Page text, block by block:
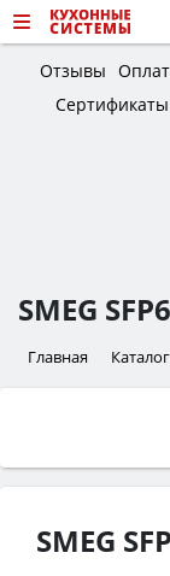
Отзывы
Сертификаты
SMEG
Главная
SMEG